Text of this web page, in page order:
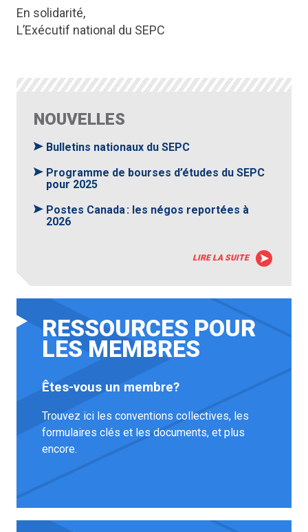
En solidarité,
L’Exécutif national du SEPC
NOUVELLES
Bulletins nationaux du SEPC
Programme de bourses d’études du SEPC
pour 2025
Postes Canada : les négos reportées à
2026
LIRE LA SUITE
RESSOURCES POUR
LES MEMBRES
Êtes-vous un membre?
Trouvez ici les conventions collectives, les
formulaires clés et les documents, et plus
encore.